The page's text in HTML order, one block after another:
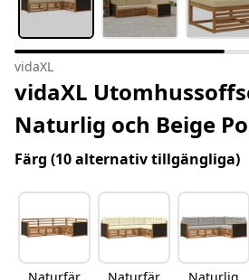
vidaXL
vidaXL
Naturlig och Beige
Färg (10 alternativ tillgängliga)